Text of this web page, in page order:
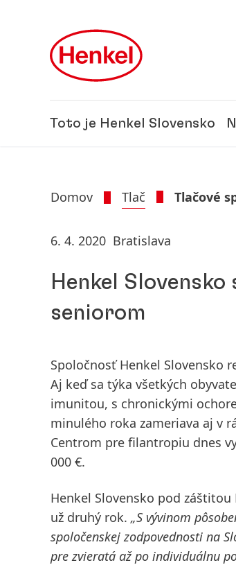
Toto je Henkel Slovensko
Domov Tlač Tlačové
6. 4. 2020 Bratislava
Henkel
seniorom
Spoločnosť Henkel Slovensko
Aj keď sa týka všetkých
imunitou, s chronickými
minulého roka zameriava aj v
Centrom pre filantropiu dnes
000 €.
Henkel Slovensko pod
už druhý rok. „S vývinom
spoločenskej zodpovednosti na
pre zvieratá až po individuálnu